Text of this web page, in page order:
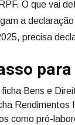
O que vai
a
precisa
para
Bens e
como pró-